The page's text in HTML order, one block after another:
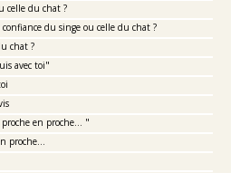
celle du chat ?
du singe ou celle du chat ?
chat ?
avec toi"
en proche… "
proche…